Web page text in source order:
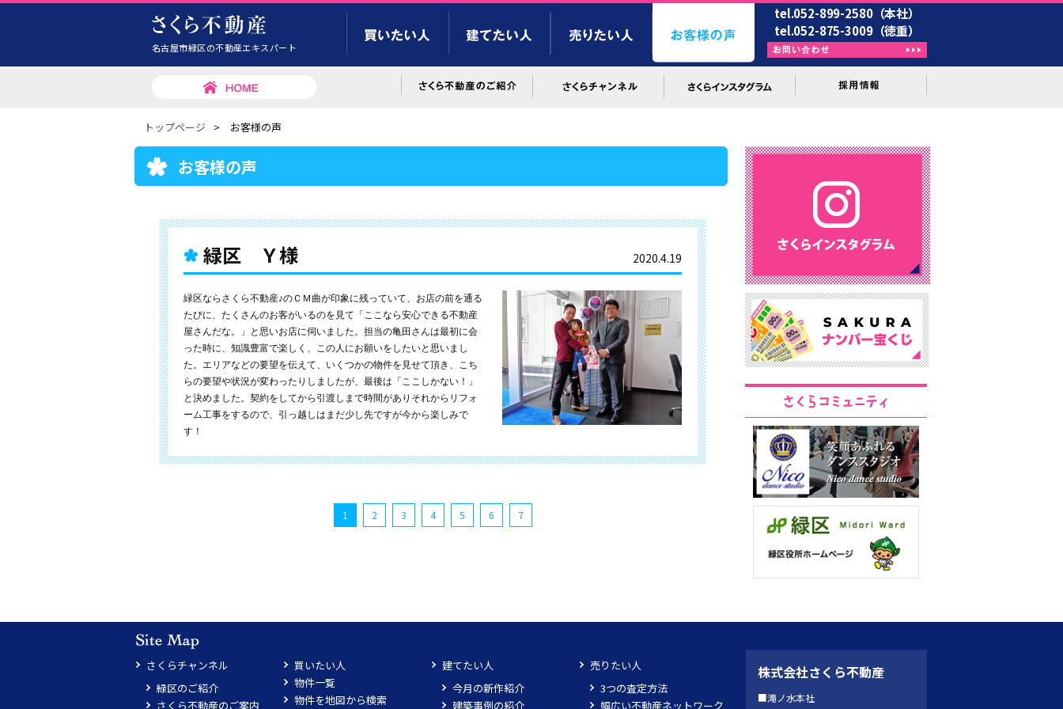
名古屋市緑区の不動産エキスパート
tel.052-899-2580（本社）
tel.052-875-3009（徳重）
トップページ > お客様の声
お客様の声
2020.4.19
緑区 Ｙ様
緑区ならさくら不動産♪のＣＭ曲が印象に残っていて、お店の前を通る
たびに、たくさんのお客がいるのを見て「ここなら安心できる不動産
屋さんだな。」と思いお店に伺いました。担当の亀田さんは最初に会
った時に、知識豊富で楽しく、この人にお願いをしたいと思いまし
た。エリアなどの要望を伝えて、いくつかの物件を見せて頂き、こち
らの要望や状況が変わったりしましたが、最後は「ここしかない！」
と決めました。契約をしてから引渡しまで時間がありそれからリフォ
ーム工事をするので、引っ越しはまだ少し先ですが今から楽しみで
す！
1 2 3 4 5 6 7
さくらチャンネル
緑区のご紹介
さくら不動産のご案内
買いたい人
物件一覧
物件を地図から検索
建てたい人
今月の新作紹介
建築事例の紹介
売りたい人
3つの査定方法
幅広い不動産ネットワーク
株式会社さくら不動産
■滝ノ水本社